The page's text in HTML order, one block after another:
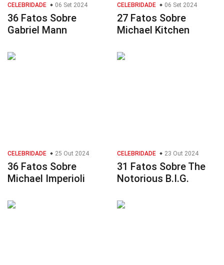
CELEBRIDADE 06 Set 2024
36 Fatos Sobre
Gabriel Mann
CELEBRIDADE 06 Set 2024
27 Fatos Sobre
Michael Kitchen
CELEBRIDADE 25 Out 2024
36 Fatos Sobre
Michael Imperioli
CELEBRIDADE 23 Out 2024
31 Fatos Sobre The
Notorious B.I.G.